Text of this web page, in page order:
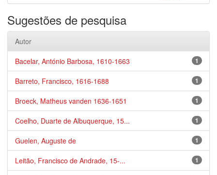
Sugestões de pesquisa
Autor
1
Bacelar, António Barbosa, 1610-1663
1
Barreto, Francisco, 1616-1688
1
Broeck, Matheus vanden 1636-1651
1
Coelho, Duarte de Albuquerque, 15...
1
Guelen, Auguste de
1
Leitão, Francisco de Andrade, 15-...